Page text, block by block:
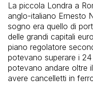
La piccola Londra a
anglo-italiano Ernesto
sogno era quello di
delle grandi capitali
piano regolatore
potevano superare i
potevano andare oltre
avere cancelletti in